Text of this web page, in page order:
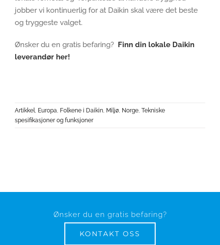
jobber vi kontinuerlig for at Daikin skal være det beste
og tryggeste valget.
Ønsker du en gratis befaring? Finn din lokale Daikin
leverandør her!
Artikkel, Europa, Folkene i Daikin, Miljø, Norge, Tekniske
spesifikasjoner og funksjoner
Ønsker du en gratis befaring?
KONTAKT OSS